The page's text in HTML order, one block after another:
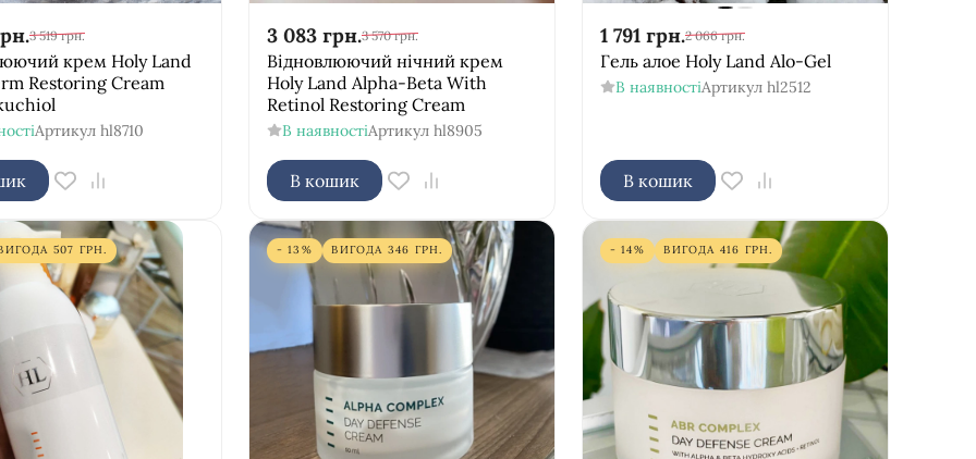
3 519 грн.
крем Holy Land
Restoring Cream
Артикул hl8710
3 083 грн.3 570 грн.
Відновлюючий нічний крем
Holy Land Alpha-Beta With
Retinol Restoring Cream
В наявностіАртикул hl8905
В кошик
1 791 грн.2 066 грн.
Гель алое Holy Land Alo-Gel
В наявностіАртикул hl2512
В кошик
507 ГРН. - 13% ВИГОДА 346 ГРН. - 14% ВИГОДА 416 ГРН.